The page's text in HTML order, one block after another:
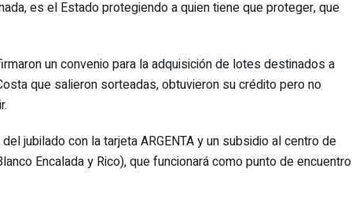
es el Estado protegiendo a quien tiene que proteger, que
un convenio para la adquisición de lotes destinados a
que salieron sorteadas, obtuvieron su crédito pero no
jubilado con la tarjeta ARGENTA y un subsidio al centro de
Encalada y Rico), que funcionará como punto de encuentro